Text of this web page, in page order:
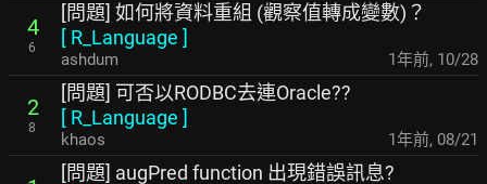
4
6
[問題] 如何將資料重組 (觀察值轉成變數)？
[ R_Language ]
ashdum 1年前, 10/28
2
8
[問題] 可否以RODBC去連Oracle??
[ R_Language ]
khaos 1年前, 08/21
[問題] augPred function 出現錯誤訊息?